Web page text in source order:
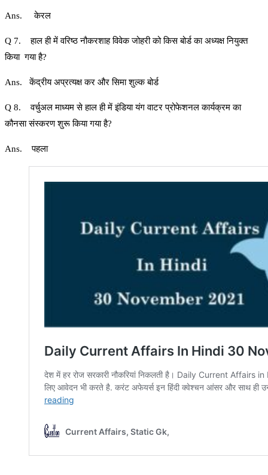
Ans. केरल
Q 7. हाल ही में वरिष्ठ नौकरशाह विवेक जोहरी को किस बोर्ड का अध्यक्ष नियुक्त
किया गया है?
Ans. केंद्रीय अप्रत्यक्ष कर और सिमा शुल्क बोर्ड
Q 8. वर्चुअल माध्यम से हाल ही में इंडिया यंग वाटर प्रोफेशनल कार्यक्रम का
कौनसा संस्करण शुरू किया गया है?
Ans. पहला